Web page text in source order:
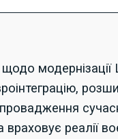
модернізації
реалії